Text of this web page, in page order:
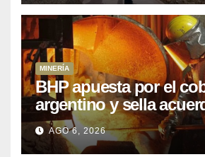
MINERÍA
BHP apuesta por el
argentino y sella
Kobrea para siete
AGO 6, 2026